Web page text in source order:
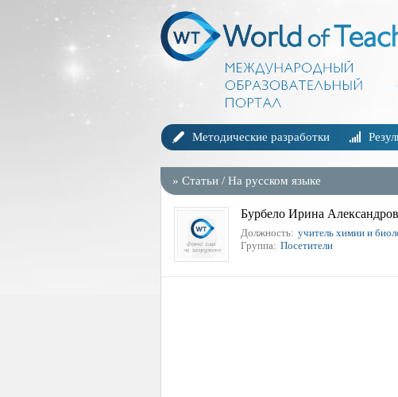
Методические разработки
» Статьи / На русском языке
Бурбело Ирина
Должность: учитель химии и
Группа: Посетители